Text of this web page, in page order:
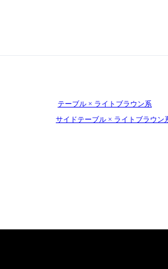
テーブル × ライトブラウン系
サイドテーブル × ライトブラウン